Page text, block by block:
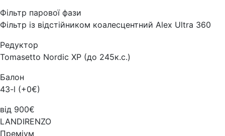
Фільтр парової фази
Фільтр із відстійником коалесцентний Alex Ultra 360
Редуктор
Tomasetto Nordic XP (до 245к.с.)
Балон
43-l (+0€)
від 900€
LANDIRENZO
Преміум